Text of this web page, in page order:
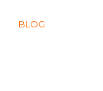
BLOG